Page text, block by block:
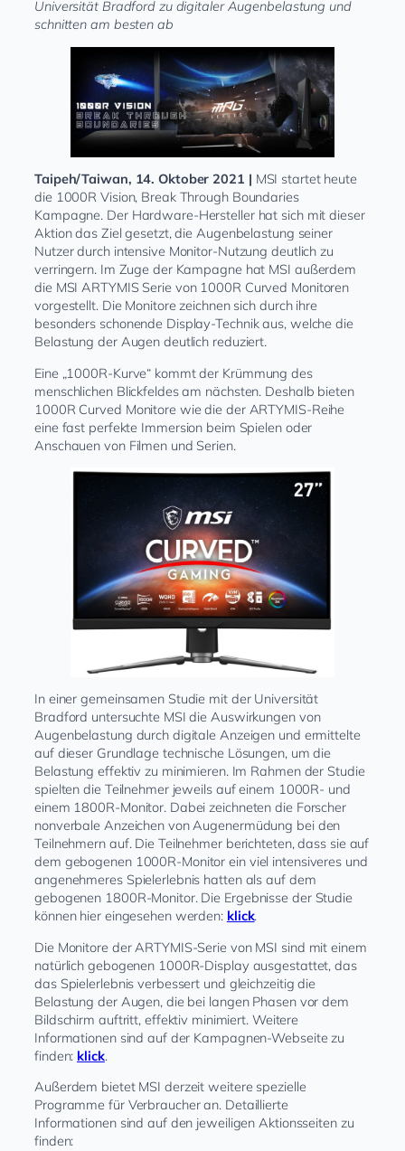
Universität Bradford zu digitaler Augenbelastung und
schnitten am besten ab
Taipeh/Taiwan, 14. Oktober 2021 | MSI startet heute
die 1000R Vision, Break Through Boundaries
Kampagne. Der Hardware-Hersteller hat sich mit dieser
Aktion das Ziel gesetzt, die Augenbelastung seiner
Nutzer durch intensive Monitor-Nutzung deutlich zu
verringern. Im Zuge der Kampagne hat MSI außerdem
die MSI ARTYMIS Serie von 1000R Curved Monitoren
vorgestellt. Die Monitore zeichnen sich durch ihre
besonders schonende Display-Technik aus, welche die
Belastung der Augen deutlich reduziert.
Eine „1000R-Kurve“ kommt der Krümmung des
menschlichen Blickfeldes am nächsten. Deshalb bieten
1000R Curved Monitore wie die der ARTYMIS-Reihe
eine fast perfekte Immersion beim Spielen oder
Anschauen von Filmen und Serien.
In einer gemeinsamen Studie mit der Universität
Bradford untersuchte MSI die Auswirkungen von
Augenbelastung durch digitale Anzeigen und ermittelte
auf dieser Grundlage technische Lösungen, um die
Belastung effektiv zu minimieren. Im Rahmen der Studie
spielten die Teilnehmer jeweils auf einem 1000R- und
einem 1800R-Monitor. Dabei zeichneten die Forscher
nonverbale Anzeichen von Augenermüdung bei den
Teilnehmern auf. Die Teilnehmer berichteten, dass sie auf
dem gebogenen 1000R-Monitor ein viel intensiveres und
angenehmeres Spielerlebnis hatten als auf dem
gebogenen 1800R-Monitor. Die Ergebnisse der Studie
können hier eingesehen werden: klick.
Die Monitore der ARTYMIS-Serie von MSI sind mit einem
natürlich gebogenen 1000R-Display ausgestattet, das
das Spielerlebnis verbessert und gleichzeitig die
Belastung der Augen, die bei langen Phasen vor dem
Bildschirm auftritt, effektiv minimiert. Weitere
Informationen sind auf der Kampagnen-Webseite zu
finden: klick.
Außerdem bietet MSI derzeit weitere spezielle
Programme für Verbraucher an. Detaillierte
Informationen sind auf den jeweiligen Aktionsseiten zu
finden: